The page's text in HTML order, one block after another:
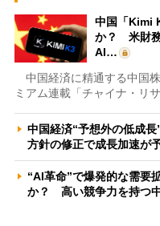
中国「Kimi
か？ 米財務
AI…
中国経済に精通する中国
ミアム連載「チャイナ・リ
中国経済“予想外の低成
方針の修正で成長加速が
“AI革命”で爆発的な需要
か？ 高い競争力を持つ